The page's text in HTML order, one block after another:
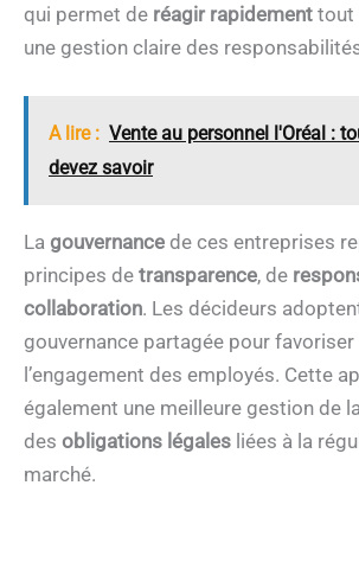
qui permet de réagir rapidement tout
une gestion claire des
A lire : Vente au personnel l'Oréal :
devez savoir
La gouvernance de ces entreprises
principes de transparence, de
collaboration. Les décideurs
gouvernance partagée pour favoriser
l’engagement des employés. Cette
également une meilleure gestion de
des obligations légales liées à la
marché.